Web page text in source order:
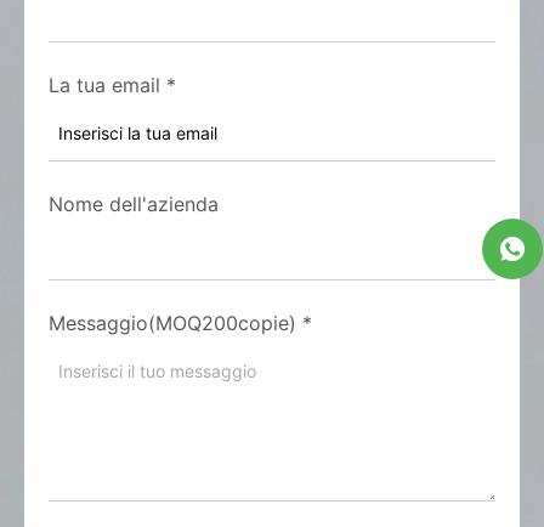
La tua email *
Nome dell'azienda
Messaggio(MOQ200copie) *